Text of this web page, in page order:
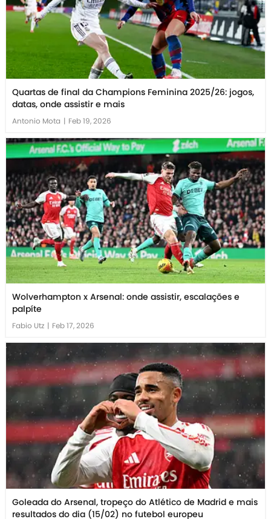
Quartas de final da Champions Feminina 2025/26: jogos,
datas, onde assistir e mais
Antonio Mota | Feb 19, 2026
Wolverhampton x Arsenal: onde assistir, escalações e
palpíte
Fabio Utz | Feb 17, 2026
Goleada do Arsenal, tropeço do Atlético de Madrid e mais
resultados do dia (15/02) no futebol europeu